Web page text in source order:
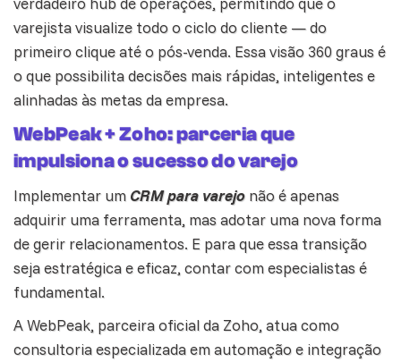
varejista visualize todo o ciclo do cliente — do
primeiro clique até o pós-venda. Essa visão 360 graus é
o que possibilita decisões mais rápidas, inteligentes e
alinhadas às metas da empresa.
WebPeak + Zoho: parceria que
impulsiona o sucesso do varejo
Implementar um CRM para varejo não é apenas
adquirir uma ferramenta, mas adotar uma nova forma
de gerir relacionamentos. E para que essa transição
seja estratégica e eficaz, contar com especialistas é
fundamental.
A WebPeak, parceira oficial da Zoho, atua como
consultoria especializada em automação e integração